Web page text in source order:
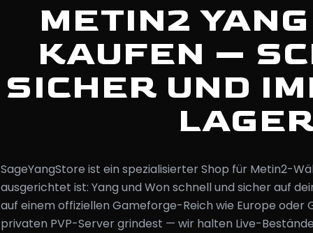
METIN2
KAUFEN —
SICHER UND
SageYangStore ist ein spezialisierter Shop für Metin2-
ausgerichtet ist: Yang und Won schnell und sicher auf
auf einem offiziellen Gameforge-Reich wie Europe oder
privaten PVP-Server grindest — wir halten Live-